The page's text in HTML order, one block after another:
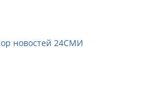
новостей 24СМИ